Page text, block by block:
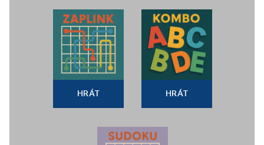
HRÁT HRÁT